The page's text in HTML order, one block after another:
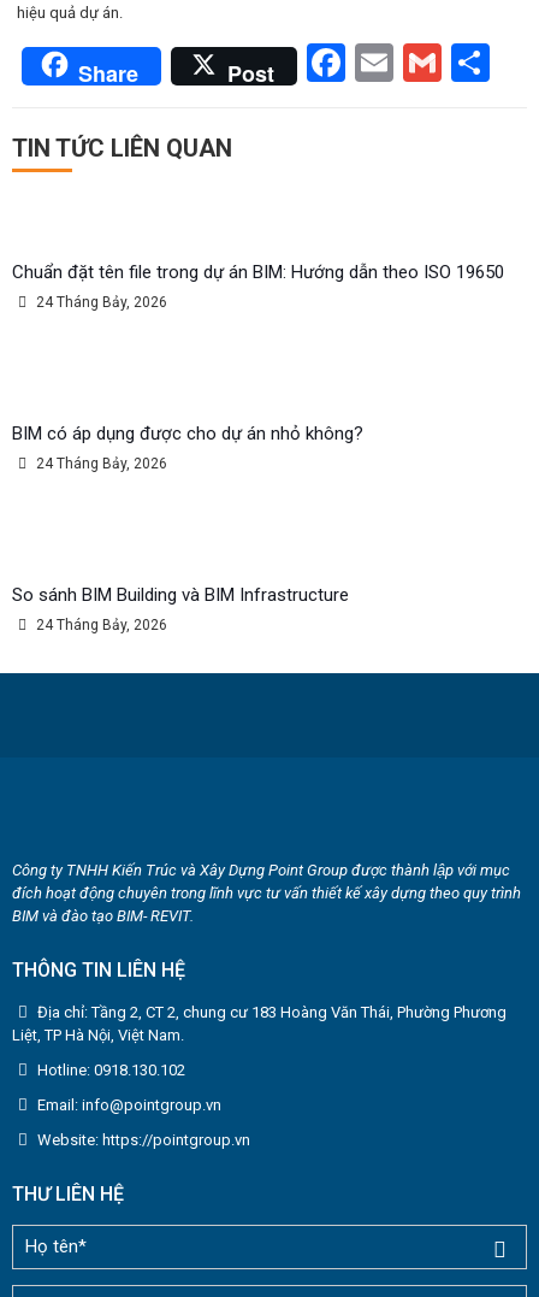
hiệu quả dự án.
Share Post Facebook
EmailGmail
TIN TỨC LIÊN QUAN
Chuẩn đặt tên file trong dự án BIM: Hướng dẫn theo ISO 19650
24 Tháng Bảy, 2026
BIM có áp dụng được cho dự án nhỏ không?
24 Tháng Bảy, 2026
So sánh BIM Building và BIM Infrastructure
24 Tháng Bảy, 2026
Công ty TNHH Kiến Trúc và Xây Dựng Point Group được thành lập với mục
đích hoạt động chuyên trong lĩnh vực tư vấn thiết kế xây dựng theo quy trình
BIM và đào tạo BIM- REVIT.
THÔNG TIN LIÊN HỆ
Địa chỉ: Tầng 2, CT 2, chung cư 183 Hoàng Văn Thái, Phường Phương
Liệt, TP Hà Nội, Việt Nam.
Hotline: 0918.130.102
Email: info@pointgroup.vn
Website: https://pointgroup.vn
THƯ LIÊN HỆ